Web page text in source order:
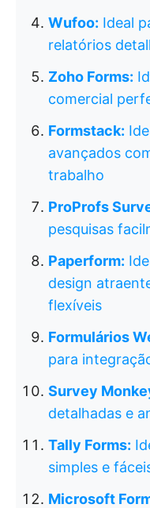
Wufoo: Ideal
relatórios
Zoho Forms:
comercial
Formstack:
avançados
trabalho
ProProfs
pesquisas
Paperform:
design
flexíveis
Formulários
para
Survey
detalhadas e
Tally Forms:
simples e
Microsoft